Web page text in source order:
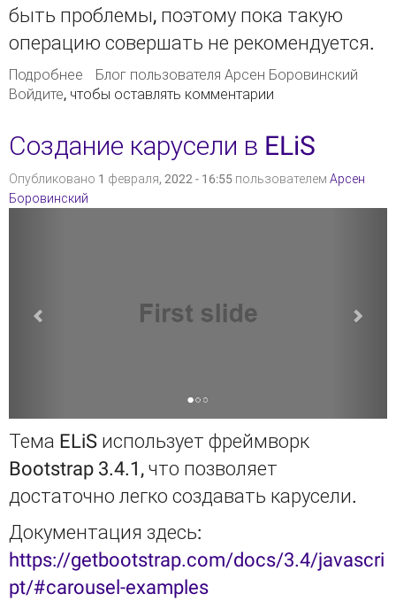
быть проблемы, поэтому пока такую
операцию совершать не рекомендуется.
Подробнее о Установка новых версий Библиотеки ELiS
переведена на Oracle Linux 8. Миграция с
Блог пользователя Арсен Боровинский
Войдите, чтобы оставлять комментарии
Создание карусели в ELiS
Опубликовано 1 февраля, 2022 - 16:55 пользователем Арсен
Боровинский
Тема ELiS использует фреймворк
Bootstrap 3.4.1, что позволяет
достаточно легко создавать карусели.
Документация здесь:
https://getbootstrap.com/docs/3.4/javascri
pt/#carousel-examples